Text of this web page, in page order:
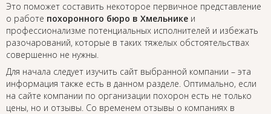
Это поможет составить некоторое первичное представление
о работе похоронного бюро в Хмельнике и
профессионализме потенциальных исполнителей и избежать
разочарований, которые в таких тяжелых обстоятельствах
совершенно не нужны.
Для начала следует изучить сайт выбранной компании – эта
информация также есть в данном разделе. Оптимально, если
на сайте компании по организации похорон есть не только
цены, но и отзывы. Со временем отзывы о компаниях в